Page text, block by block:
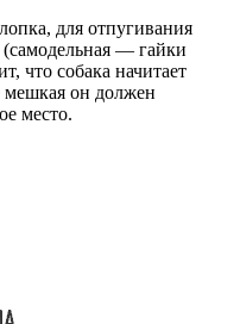
для отпугивания
(самодельная — гайки
что собака начитает
мешкая он должен
место.